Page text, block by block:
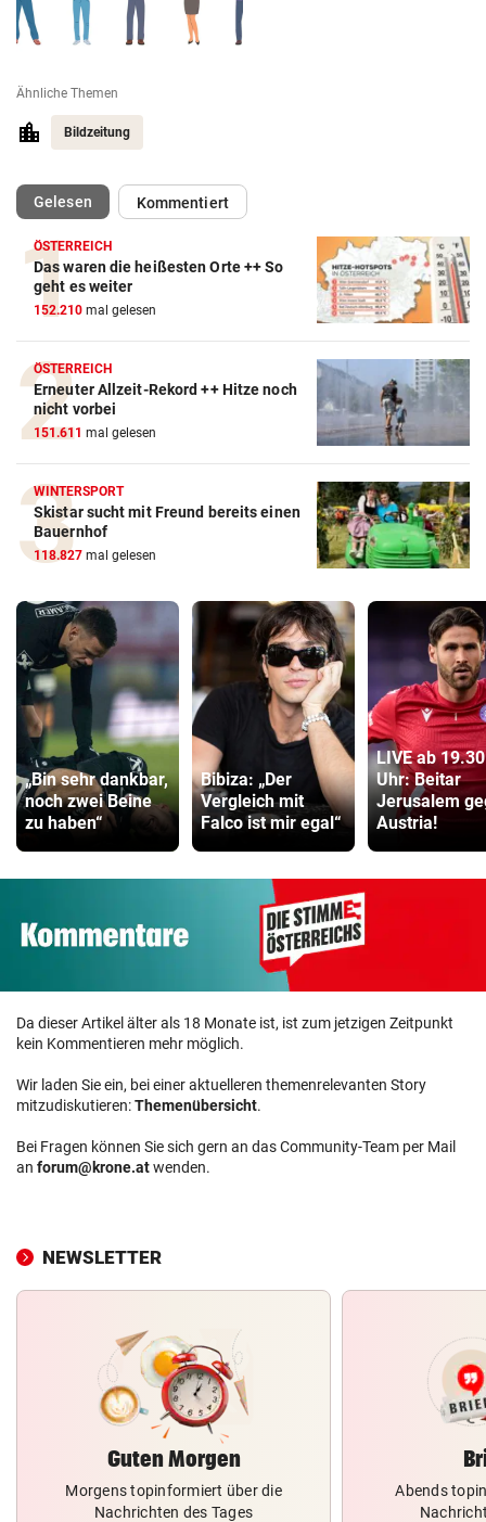
Ähnliche Themen
Bildzeitung
Gelesen(ausgewählt)Kommentiert
ÖSTERREICH
Das waren die heißesten Orte ++ So
geht es weiter
152.210 mal gelesen
ÖSTERREICH
Erneuter Allzeit-Rekord ++ Hitze noch
nicht vorbei
151.611 mal gelesen
WINTERSPORT
Skistar sucht mit Freund bereits einen
Bauernhof
118.827 mal gelesen
„Bin sehr dankbar,
noch zwei Beine
zu haben“
Bibiza: „Der
Vergleich mit
Falco ist mir egal“
LIVE ab 19.30
Uhr: Beitar
Jerusalem
Austria!
Da dieser Artikel älter als 18 Monate ist, ist zum jetzigen Zeitpunkt
kein Kommentieren mehr möglich.
Wir laden Sie ein, bei einer aktuelleren themenrelevanten Story
mitzudiskutieren:Themenübersicht.
Bei Fragen können Sie sich gern an das Community-Team per Mail
an forum@krone.atwenden.
NEWSLETTER
Guten Morgen
Morgens topinformiert über die
Nachrichten des Tages
Abends